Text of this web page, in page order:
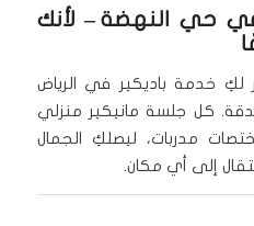
في حي النهضة– لأنك
خدمة باديكير في الرياض
كل جلسة مانيكير منزلي
مدربات، ليصلكِ الجمال
إلى أي مكان.